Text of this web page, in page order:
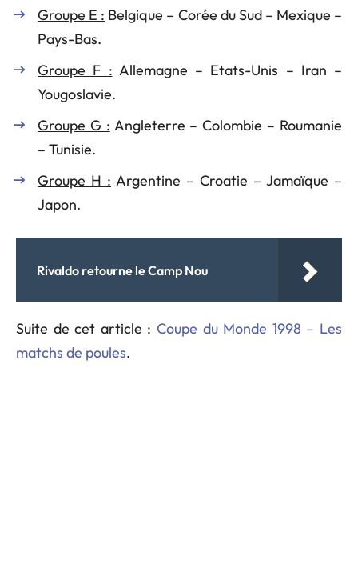
Groupe E : Belgique – Corée du Sud – Mexique –
Pays-Bas.
Groupe F : Allemagne – Etats-Unis – Iran –
Yougoslavie.
Groupe G : Angleterre – Colombie – Roumanie
– Tunisie.
Groupe H : Argentine – Croatie – Jamaïque –
Japon.
Rivaldo retourne le Camp Nou
Suite de cet article : Coupe du Monde 1998 – Les
matchs de poules.